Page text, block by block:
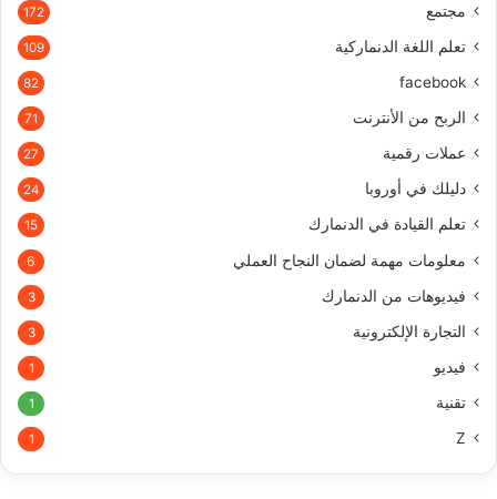
مجتمع 172
تعلم اللغة الدنماركية 109
facebook
82
الربح من الأنترنت 71
عملات رقمية 27
دليلك في أوروبا 24
تعلم القيادة في الدنمارك 15
معلومات مهمة لضمان النجاح العملي 6
فيديوهات من الدنمارك 3
التجارة الإلكترونية 3
فيديو 1
تقنية 1
Z
1